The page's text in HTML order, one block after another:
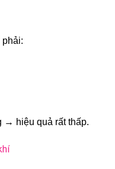
phải:
→ hiệu quả rất thấp.